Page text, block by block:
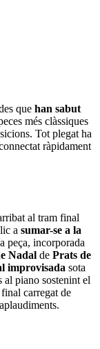
que han sabut
més clàssiques
Tot plegat ha
ràpidament
al tram final
a sumar-se a la
peça, incorporada
Nadal de Prats de
improvisada sota
piano sostenint el
carregat de